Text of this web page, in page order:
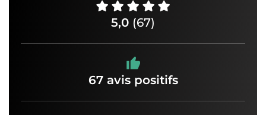
5,0 (67)
67 avis positifs